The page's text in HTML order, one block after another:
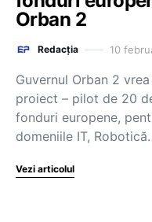
Orban 2
Redacția 10
Guvernul Orban 2
proiect – pilot de 20
fonduri europene,
domeniile IT,
Vezi articolul